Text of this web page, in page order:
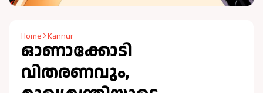
Home Kannur
ഓണാക്കോടി
വിതരണവും,